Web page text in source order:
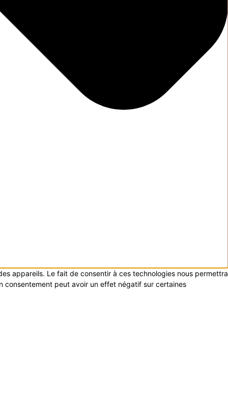
appareils. Le fait de consentir à ces technologies nous permettra
consentement peut avoir un effet négatif sur certaines